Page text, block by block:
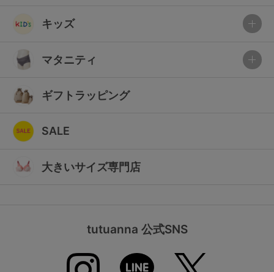
キッズ
マタニティ
ギフトラッピング
SALE
大きいサイズ専門店
tutuanna 公式SNS